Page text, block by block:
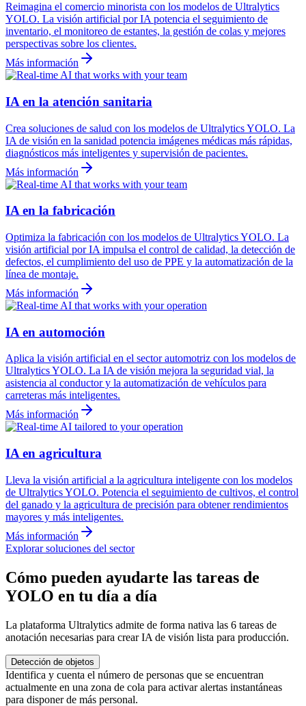
Reimagina el comercio minorista con los modelos de Ultralytics
YOLO. La visión artificial por IA potencia el seguimiento de
inventario, el monitoreo de estantes, la gestión de colas y mejores
perspectivas sobre los clientes.
Más información
IA en la atención sanitaria
Crea soluciones de salud con los modelos de Ultralytics YOLO. La
IA de visión en la sanidad potencia imágenes médicas más rápidas,
diagnósticos más inteligentes y supervisión de pacientes.
Más información
IA en la fabricación
Optimiza la fabricación con los modelos de Ultralytics YOLO. La
visión artificial por IA impulsa el control de calidad, la detección de
defectos, el cumplimiento del uso de PPE y la automatización de la
línea de montaje.
Más información
IA en automoción
Aplica la visión artificial en el sector automotriz con los modelos de
Ultralytics YOLO. La IA de visión mejora la seguridad vial, la
asistencia al conductor y la automatización de vehículos para
carreteras más inteligentes.
Más información
IA en agricultura
Lleva la visión artificial a la agricultura inteligente con los modelos
de Ultralytics YOLO. Potencia el seguimiento de cultivos, el control
del ganado y la agricultura de precisión para obtener rendimientos
mayores y más inteligentes.
Más información
Explorar soluciones del sector
Cómo pueden ayudarte las tareas de
YOLO en tu día a día
La plataforma Ultralytics admite de forma nativa las 6 tareas de
anotación necesarias para crear IA de visión lista para producción.
Detección de objetos
Identifica y cuenta el número de personas que se encuentran
actualmente en una zona de cola para activar alertas instantáneas
para disponer de más personal.